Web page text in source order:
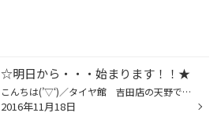
☆明日から・・・始まります！！★
こんちは(’▽‘)／タイヤ館 吉田店の天野です☆ いよいよ明日から、集中得市開催いたします★冬の準備がまだだよって方は、ぜひご来店くださいませ(*^_^*)皆様のちゃんと買いをしっかりサポートいたしますよ☆ 冬道にしっかり効くＶＲＸをはじめ、お値打ちなＩＣＥＰＡＲＴＮＥＲも準備して、お客様のご...
2016年11月18日